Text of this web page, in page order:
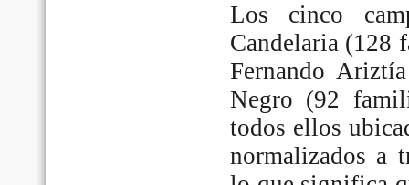
Los cinco
Candelaria (128
Fernando
Negro (92
todos ellos
normalizados a